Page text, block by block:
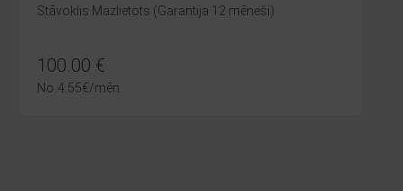
Stāvoklis Mazlietots (Garantija 12 mēneši)
100.00 €
No 4.55€/mēn.